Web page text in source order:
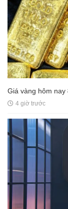
Giá vàng hôm
4 giờ trước